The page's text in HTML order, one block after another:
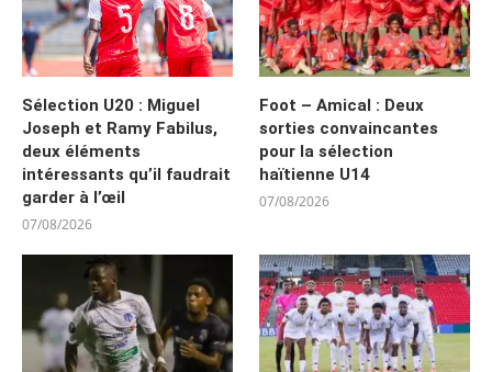
Sélection U20 : Miguel
Joseph et Ramy Fabilus,
deux éléments
intéressants qu’il faudrait
garder à l’œil
07/08/2026
Foot – Amical : Deux
sorties convaincantes
pour la sélection
haïtienne U14
07/08/2026